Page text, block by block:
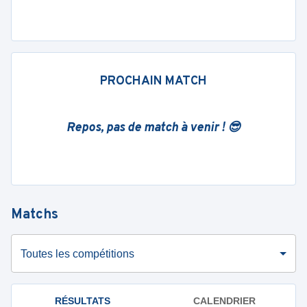
PROCHAIN MATCH
Repos, pas de match à venir ! 😎
Matchs
Toutes les compétitions
RÉSULTATS CALENDRIER